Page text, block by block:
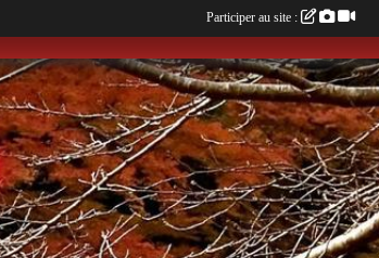
Participer au site :